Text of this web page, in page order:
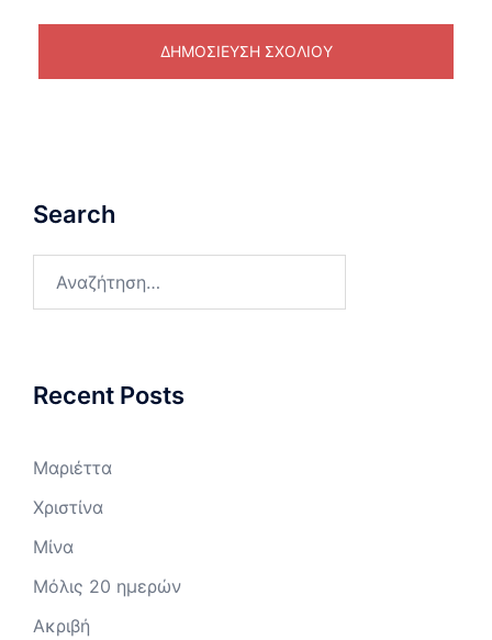
Search
Recent Posts
Μαριέττα
Χριστίνα
Μίνα
Μόλις 20 ημερών
Ακριβή